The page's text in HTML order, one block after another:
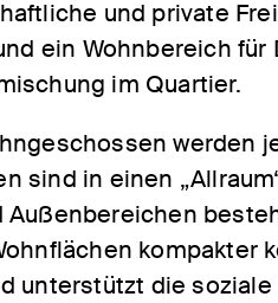
und private
ein Wohnbereich
im Quartier.
werden
sind in einen
Außenbereichen
kompakter
unterstützt die